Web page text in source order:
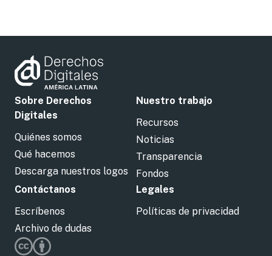
Sobre Derechos
Digitales
Quiénes somos
Qué hacemos
Descarga nuestros logos
Nuestro trabajo
Recursos
Noticias
Transparencia
Fondos
Contáctanos
Escríbenos
Archivo de dudas
Legales
Políticas de privacidad